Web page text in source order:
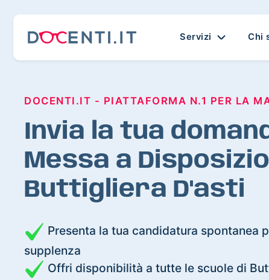
Servizi Chi
DOCENTI.IT - PIATTAFORMA N.1 PER LA
Invia la tua
Messa a
Buttigliera D'asti
Presenta la tua candidatura spontanea
supplenza
Offri disponibilità a tutte le scuole di